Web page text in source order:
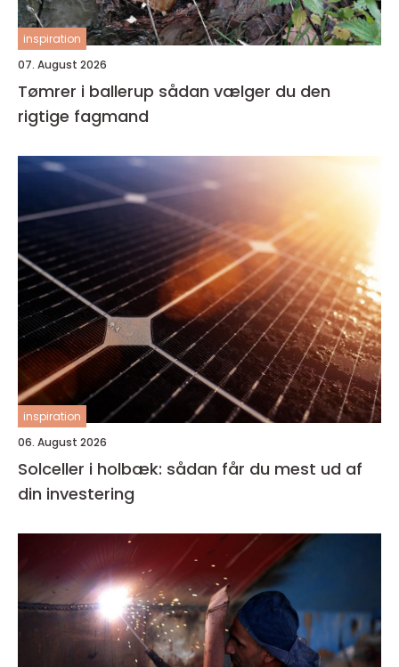
inspiration
07. August 2026
Tømrer i ballerup sådan vælger du den
rigtige fagmand
inspiration
06. August 2026
Solceller i holbæk: sådan får du mest ud af
din investering